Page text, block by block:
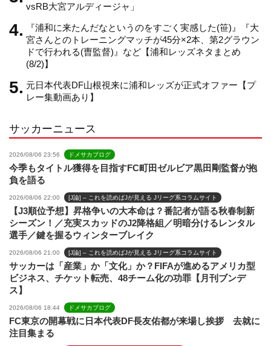
n
vsRB大宮アルディージャ」
『浦和に来たんだなというのをすごく実感した(笹)』『大
宮さんとのトレーニングマッチが45分×2本、第2グラウン
ドで行われる(曺監督)』など【浦和レッズネタまとめ
(8/2)】
元日本代表DF山根視来に浦和レッズが正式オファー【プ
レー集動画あり】
サッカーニュース
2026/08/06 23:56 ドメサカブログ
今季もタイトル獲得を目指すFC町田ゼルビア黒田剛監督が抱
負を語る
2026/08/06 22:00 [J論] – これを読めばJが見える Jリーグ系コラムサイト
【J3順位予想】昇格争いの大本命は？番記者が語る秋春制新
シーズン！／充実スカッドのJ2降格組／明暗分けるレンタル
選手／鍵を握るウィンターブレイク
2026/08/06 21:00 [J論] – これを読めばJが見える Jリーグ系コラムサイト
サッカーは「産業」か「文化」か？FIFAが進めるアメリカ型
ビジネス、チケット転売、48チーム化の功罪【月刊ブンデ
ス】
2026/08/06 18:44 ドメサカブログ
FC東京の開幕戦に日本代表DF長友佑都が来場し挨拶 去就に
注目集まる